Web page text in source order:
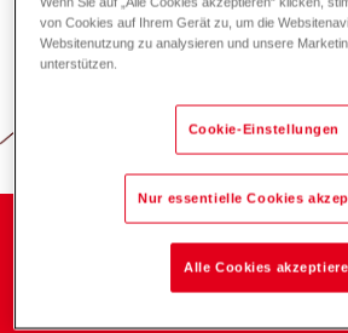
Verantwortung für
von Cookies auf Ihrem Gerät zu, um die
Websitenutzung zu analysieren und unsere
unterstützen.
Cookie-Einstellungen
Nur essentielle Cookies
Alle Cookies